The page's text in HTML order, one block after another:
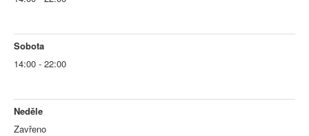
Sobota
14:00 - 22:00
Neděle
Zavřeno